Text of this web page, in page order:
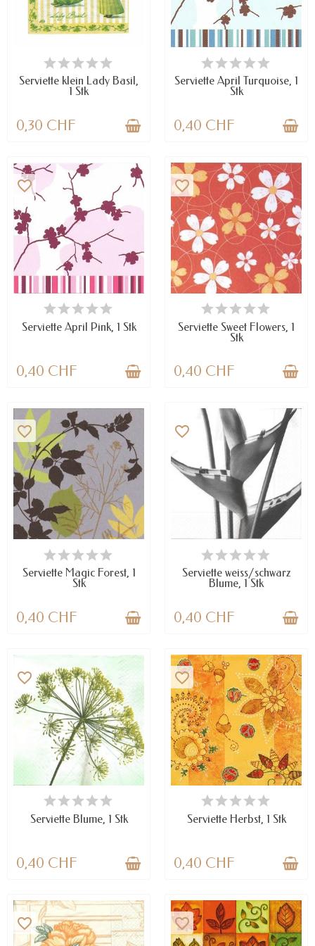
VERFÜGBAR
Serviette klein Lady Basil,
1 Stk
0,30 CHF
VERFÜGBAR
Serviette April Turquoise, 1
Stk
0,40 CHF
VERFÜGBAR
favorite_border
Serviette April Pink, 1 Stk
0,40 CHF
VERFÜGBAR
favorite_border
Serviette Sweet Flowers, 1
Stk
0,40 CHF
VERFÜGBAR
favorite_border
Serviette Magic Forest, 1
Stk
0,40 CHF
VERFÜGBAR
favorite_border
Serviette weiss/schwarz
Blume, 1 Stk
0,40 CHF
VERFÜGBAR
favorite_border
Serviette Blume, 1 Stk
0,40 CHF
VERFÜGBAR
favorite_border
Serviette Herbst, 1 Stk
0,40 CHF
favorite_border favorite_border